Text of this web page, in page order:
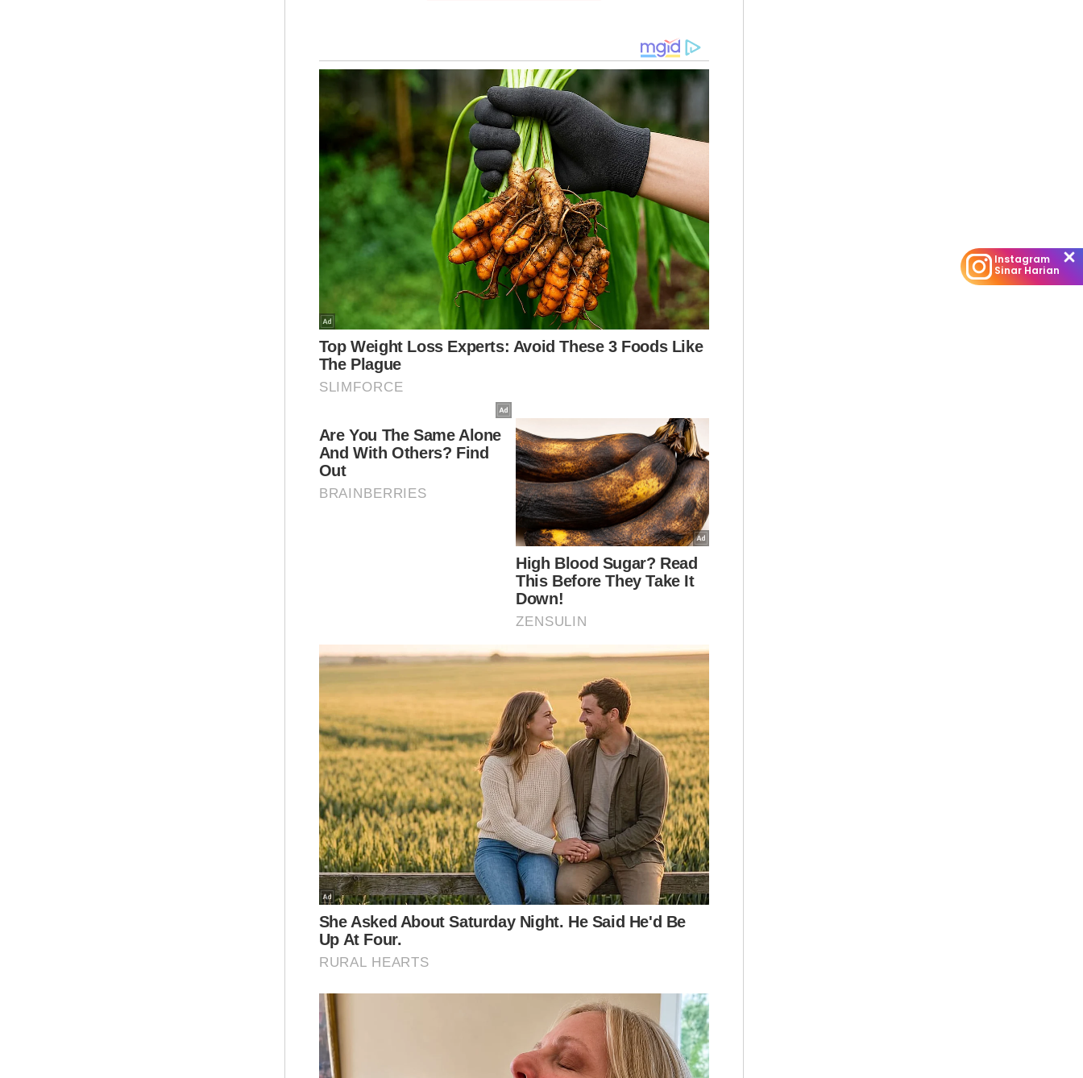
Mohd Zaini (tengah) ketika sidang akhbar operasi bersepadu di Bagan
“Mereka ini agak sistematik, ada beberapa lapisan
keselamatan untuk menentukan yang mana dia
'alert' dengan kedatangan pihak kita.
"Itu saya tak boleh perincikan, tetapi kita dah
nampak bagaimana dia 'secure' untuk 'protect' dia
punya area.
“Ia bukan sahaja dari segi premis itu sendiri tetapi
bagaimana dia design 'route' dia itu kita akan buat
sedikit kajian caranya... dan masa depan mungkin
kita akan buat operasi dengan sedikit berbeza agar
lebih efisien dan berkesan,” katanya selepas
operasi di sini pada Jumaat.
Artikel Berkaitan:
Rumah jadi transit penyeludupan migran
Sindiket penyeludupan migran Wakaf Che Yeh tumpas
Sindiket seludup migran digempur, 36 individu ditahan
Operasi mula digerakkan dari Kuala Selangor pada
Hasil operasi itu membawa penahanan 28 warga
Instagram
Sinar Harian